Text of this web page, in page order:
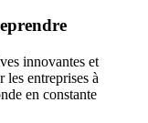
innovantes et
les entreprises à
en constante